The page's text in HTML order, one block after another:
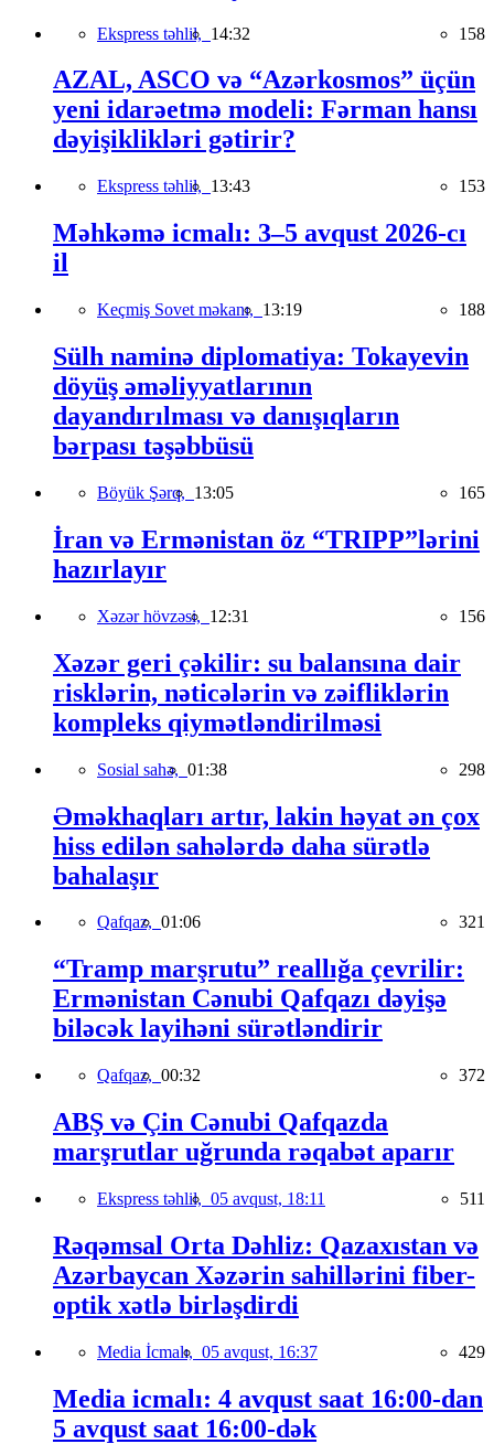
Ekspress təhlil, 14:32 158
AZAL, ASCO və “Azərkosmos” üçün
yeni idarəetmə modeli: Fərman hansı
dəyişiklikləri gətirir?
Ekspress təhlil, 13:43 153
Məhkəmə icmalı: 3–5 avqust 2026-cı
il
Keçmiş Sovet məkanı, 13:19 188
Sülh naminə diplomatiya: Tokayevin
döyüş əməliyyatlarının
dayandırılması və danışıqların
bərpası təşəbbüsü
Böyük Şərq, 13:05 165
İran və Ermənistan öz “TRIPP”lərini
hazırlayır
Xəzər hövzəsi, 12:31 156
Xəzər geri çəkilir: su balansına dair
risklərin, nəticələrin və zəifliklərin
kompleks qiymətləndirilməsi
Sosial sahə, 01:38 298
Əməkhaqları artır, lakin həyat ən çox
hiss edilən sahələrdə daha sürətlə
bahalaşır
Qafqaz, 01:06 321
“Tramp marşrutu” reallığa çevrilir:
Ermənistan Cənubi Qafqazı dəyişə
biləcək layihəni sürətləndirir
Qafqaz, 00:32 372
ABŞ və Çin Cənubi Qafqazda
marşrutlar uğrunda rəqabət aparır
Ekspress təhlil, 05 avqust, 18:11 511
Rəqəmsal Orta Dəhliz: Qazaxıstan və
Azərbaycan Xəzərin sahillərini fiber-
optik xətlə birləşdirdi
Media İcmalı, 05 avqust, 16:37 429
Media icmalı: 4 avqust saat 16:00-dan
5 avqust saat 16:00-dək